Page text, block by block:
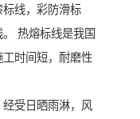
线，彩防滑标
热熔标线是我国
时间短，耐磨性
受日晒雨淋，风